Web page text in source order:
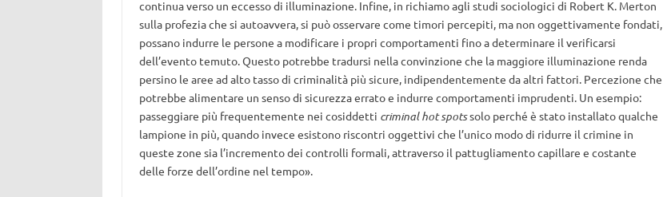
continua verso un eccesso di illuminazione. Infine, in richiamo agli studi sociologici di Robert K. Merton
sulla profezia che si autoavvera, si può osservare come timori percepiti, ma non oggettivamente fondati,
possano indurre le persone a modificare i propri comportamenti fino a determinare il verificarsi
dell’evento temuto. Questo potrebbe tradursi nella convinzione che la maggiore illuminazione renda
persino le aree ad alto tasso di criminalità più sicure, indipendentemente da altri fattori. Percezione che
potrebbe alimentare un senso di sicurezza errato e indurre comportamenti imprudenti. Un esempio:
passeggiare più frequentemente nei cosiddetti criminal hot spotssolo perché è stato installato qualche
lampione in più, quando invece esistono riscontri oggettivi che l’unico modo di ridurre il crimine in
queste zone sia l’incremento dei controlli formali, attraverso il pattugliamento capillare e costante
delle forze dell’ordine nel tempo».